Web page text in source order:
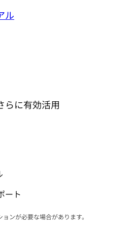
ル
らに有効活用
ート
ンが必要な場合があります。